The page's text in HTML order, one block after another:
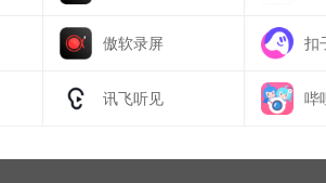
傲软录屏 扣
讯飞听见 哔